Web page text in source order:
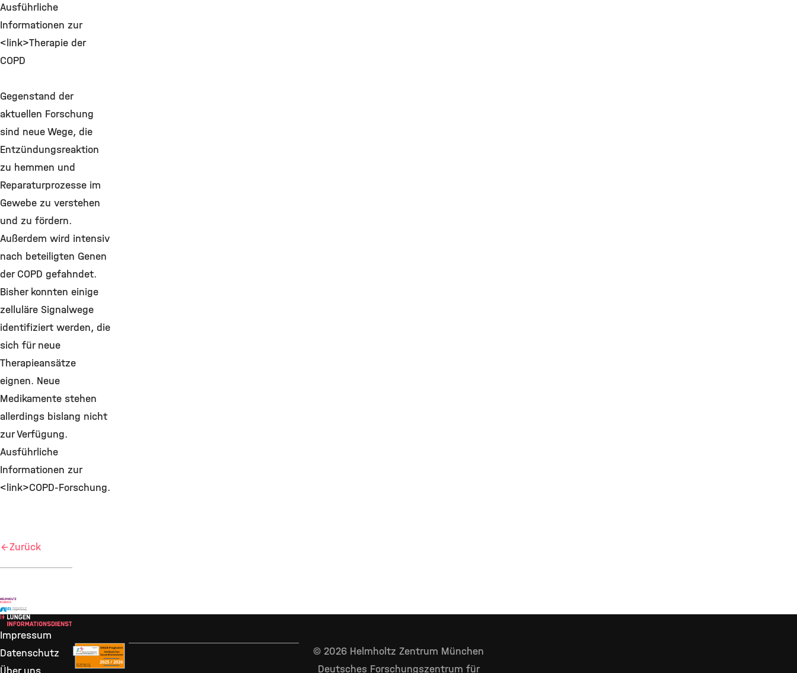
Ausführliche
Informationen zur
<link>Therapie der
COPD
Gegenstand der
aktuellen Forschung
sind neue Wege, die
Entzündungsreaktion
zu hemmen und
Reparaturprozesse im
Gewebe zu verstehen
und zu fördern.
Außerdem wird intensiv
nach beteiligten Genen
der COPD gefahndet.
Bisher konnten einige
zelluläre Signalwege
identifiziert werden, die
sich für neue
Therapieansätze
eignen. Neue
Medikamente stehen
allerdings bislang nicht
zur Verfügung.
Ausführliche
Informationen zur
<link>COPD-Forschung.
Zurück
Impressum
Datenschutz
© 2026 Helmholtz Zentrum München
Deutsches Forschungszentrum für